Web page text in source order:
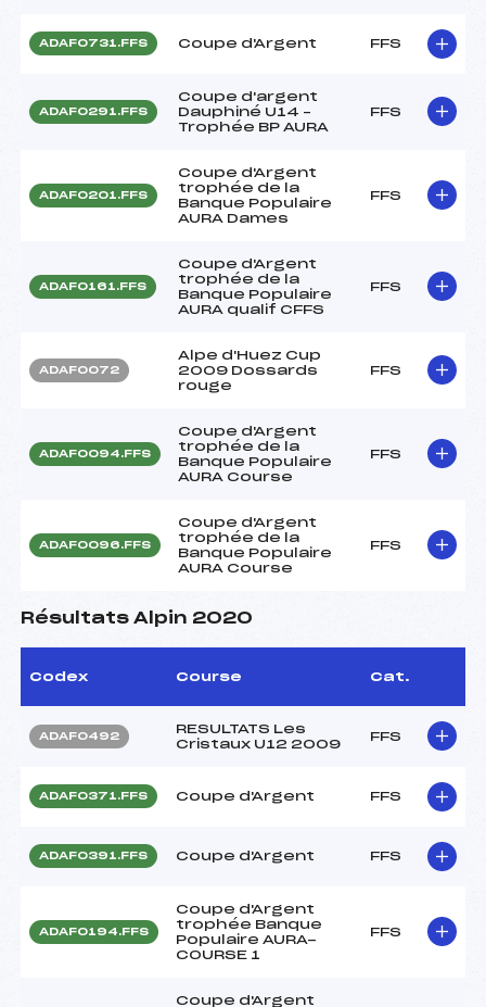
ADAF0731.FFS Coupe d'Argent FFS
ADAF0291.FFS
Coupe d'argent
Dauphiné U14 –
Trophée BP AURA
FFS
ADAF0201.FFS
Coupe d'Argent
trophée de la
Banque Populaire
AURA Dames
FFS
ADAF0161.FFS
Coupe d'Argent
trophée de la
Banque Populaire
AURA qualif CFFS
FFS
ADAF0072
Alpe d'Huez Cup
2009 Dossards
rouge
FFS
ADAF0094.FFS
Coupe d'Argent
trophée de la
Banque Populaire
AURA Course
FFS
ADAF0096.FFS
Coupe d'Argent
trophée de la
Banque Populaire
AURA Course
FFS
Résultats Alpin 2020
Codex Course Cat.
ADAF0492
RESULTATS Les
Cristaux U12 2009
FFS
ADAF0371.FFS Coupe d'Argent FFS
ADAF0391.FFS Coupe d'Argent FFS
ADAF0194.FFS
Coupe d'Argent
trophée Banque
Populaire AURA-
COURSE 1
FFS
Coupe d'Argent